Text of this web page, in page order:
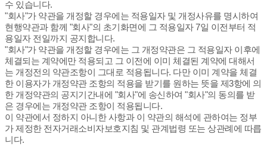
수 있습니다.
"회사"가 약관을 개정할 경우에는 적용일자 및 개정사유를 명시하여
현행약관과 함께 "회사"의 초기화면에 그 적용일자 7일 이전부터 적
용일자 전일까지 공지합니다.
"회사"가 약관을 개정할 경우에는 그 개정약관은 그 적용일자 이후에
체결되는 계약에만 적용되고 그 이전에 이미 체결된 계약에 대해서
는 개정전의 약관조항이 그대로 적용됩니다. 다만 이미 계약을 체결
한 이용자가 개정약관 조항의 적용을 받기를 원하는 뜻을 제3항에 의
한 개정약관의 공지기간내에 "회사"에 송신하여 "회사"의 동의를 받
은 경우에는 개정약관 조항이 적용됩니다.
이 약관에서 정하지 아니한 사항과 이 약관의 해석에 관하여는 정부
가 제정한 전자거래소비자보호지침 및 관계법령 또는 상관례에 따릅
니다.